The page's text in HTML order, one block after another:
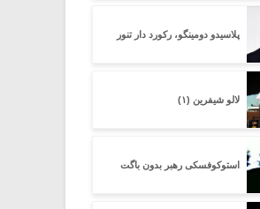
پلاسیدو دومینگو، رکورد دار تنور
لالو شیفرین (۱)
استوکوفسکی رهبر بدون باگت